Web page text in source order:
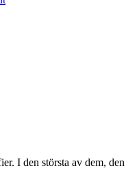
I den största av dem,